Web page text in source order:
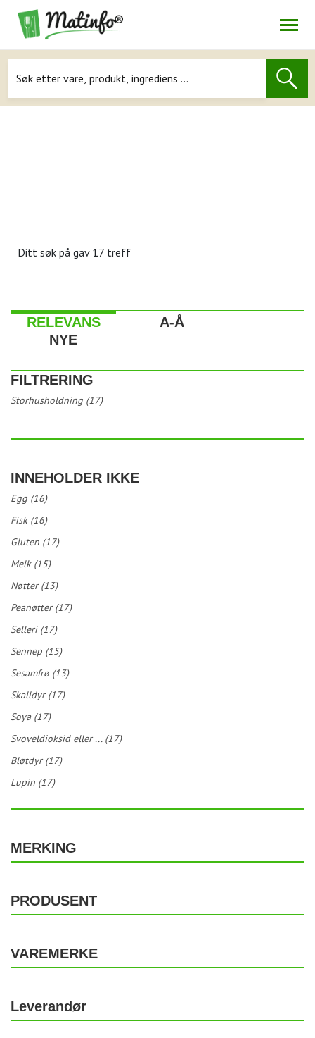
Navigasjon
Ditt søk på gav 17 treff
RELEVANS
A-Å
NYE
FILTRERING
Storhusholdning (17)
INNEHOLDER IKKE
Egg (16)
Fisk (16)
Gluten (17)
Melk (15)
Nøtter (13)
Peanøtter (17)
Selleri (17)
Sennep (15)
Sesamfrø (13)
Skalldyr (17)
Soya (17)
Svoveldioksid eller ... (17)
Bløtdyr (17)
Lupin (17)
MERKING
PRODUSENT
VAREMERKE
Leverandør